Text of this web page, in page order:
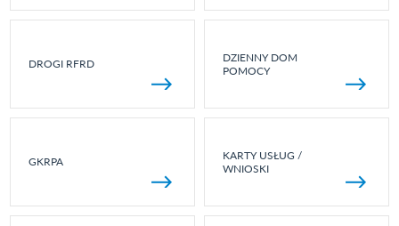
DROGI RFRD
DZIENNY DOM
POMOCY
GKRPA
KARTY USŁUG /
WNIOSKI